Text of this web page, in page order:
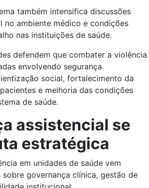
também intensifica discussões
no ambiente médico e condições
nas instituições de saúde.
defendem que combater a violência
envolvendo segurança
social, fortalecimento da
e melhoria das condições
de saúde.
assistencial se
estratégica
em unidades de saúde vem
governança clínica, gestão de